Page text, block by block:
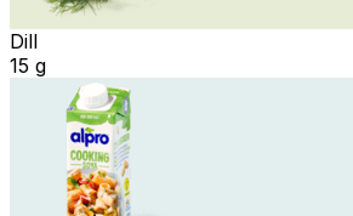
Dill
15 g